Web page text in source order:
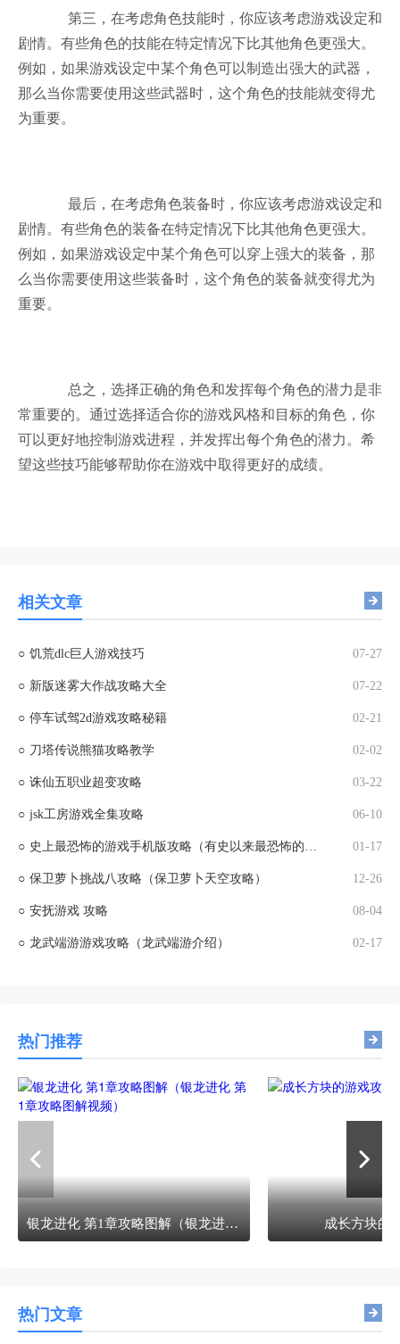
第三，在考虑角色技能时，你应该考虑游戏设定和
剧情。有些角色的技能在特定情况下比其他角色更强大。
例如，如果游戏设定中某个角色可以制造出强大的武器，
那么当你需要使用这些武器时，这个角色的技能就变得尤
为重要。
最后，在考虑角色装备时，你应该考虑游戏设定和
剧情。有些角色的装备在特定情况下比其他角色更强大。
例如，如果游戏设定中某个角色可以穿上强大的装备，那
么当你需要使用这些装备时，这个角色的装备就变得尤为
重要。
总之，选择正确的角色和发挥每个角色的潜力是非
常重要的。通过选择适合你的游戏风格和目标的角色，你
可以更好地控制游戏进程，并发挥出每个角色的潜力。希
望这些技巧能够帮助你在游戏中取得更好的成绩。
相关文章
○ 饥荒dlc巨人游戏技巧 07-27
○ 新版迷雾大作战攻略大全 07-22
○ 停车试驾2d游戏攻略秘籍 02-21
○ 刀塔传说熊猫攻略教学 02-02
○ 诛仙五职业超变攻略 03-22
○ jsk工房游戏全集攻略 06-10
○ 史上最恐怖的游戏手机版攻略（有史以来最恐怖的游戏） 01-17
○ 保卫萝卜挑战八攻略（保卫萝卜天空攻略） 12-26
○ 安抚游戏 攻略 08-04
○ 龙武端游游戏攻略（龙武端游介绍） 02-17
热门推荐
银龙进化 第1章攻略图解（银龙进化 第1章攻略图解视频） 成长方块的
热门文章